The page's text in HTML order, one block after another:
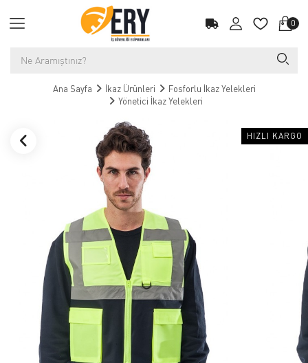
0
Ana Sayfa İkaz Ürünleri
Fosforlu İkaz Yelekleri
Yönetici İkaz Yelekleri
HIZLI KARGO